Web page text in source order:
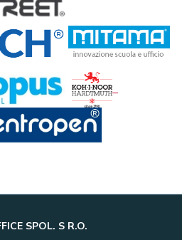
SPOL. S R.O.